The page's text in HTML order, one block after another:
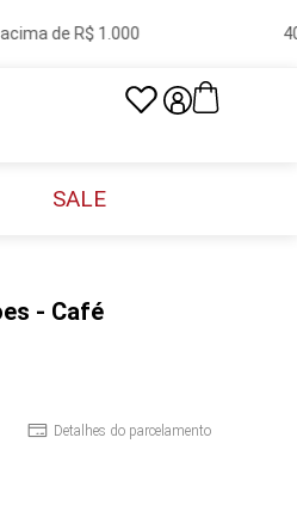
de R$ 1.000 40
SALE
- Café
Detalhes do parcelamento